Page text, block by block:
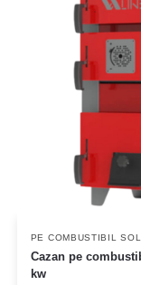
PE COMBUSTIBIL
Cazan pe
kw